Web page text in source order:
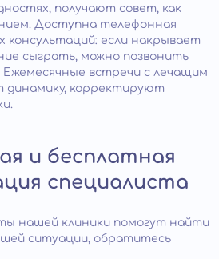
получают совет, как
Доступна телефонная
консультаций: если накрывает
сыграть, можно позвонить
Ежемесячные встречи с лечащим
динамику, корректируют
и бесплатная
специалиста
нашей клиники помогут найти
ситуации, обратитесь